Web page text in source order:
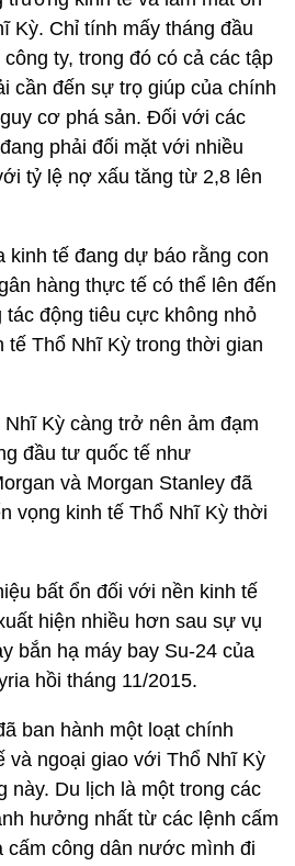
Kỳ. Chỉ tính mấy tháng đầu
ty, trong đó có cả các tập
cần đến sự trọ giúp của chính
cơ phá sản. Đối với các
phải đối mặt với nhiều
tỷ lệ nợ xấu tăng từ 2,8 lên
kinh tế đang dự báo rằng con
hàng thực tế có thể lên đến
tác động tiêu cực không nhỏ
tế Thổ Nhĩ Kỳ trong thời gian
Kỳ càng trở nên ảm đạm
đầu tư quốc tế như
và Morgan Stanley đã
vọng kinh tế Thổ Nhĩ Kỳ thời
bất ổn đối với nền kinh tế
hiện nhiều hơn sau sự vụ
bắn hạ máy bay Su-24 của
hồi tháng 11/2015.
ban hành một loạt chính
và ngoại giao với Thổ Nhĩ Kỳ
này. Du lịch là một trong các
hưởng nhất từ các lệnh cấm
cấm công dân nước mình đi